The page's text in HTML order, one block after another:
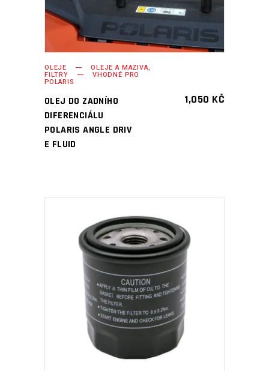
OLEJE OLEJE A MAZIVA,
FILTRY VHODNÉ PRO
POLARIS
OLEJ DO ZADNÍHO
DIFERENCIÁLU
POLARIS ANGLE DRIV
E FLUID
1,050 KČ
PŘIDAT DO KOŠÍKU